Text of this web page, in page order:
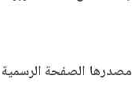
مصدرها الصفحة الرسمية